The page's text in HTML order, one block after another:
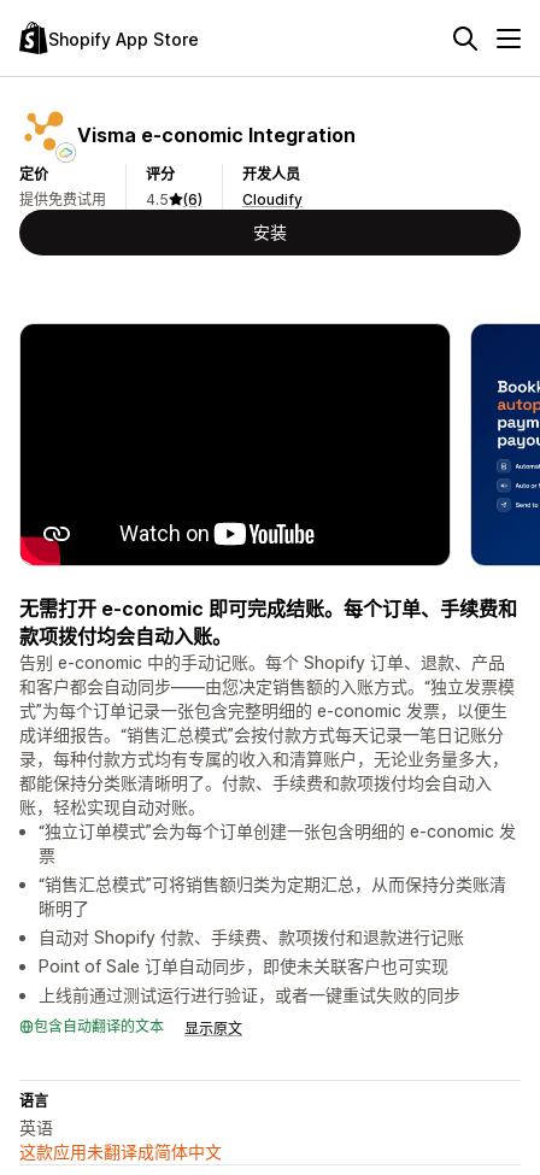
Shopify App Store
Visma e‑conomic Integration
定价
提供免费试用
评分
4.5
(6)
开发人员
Cloudify
安装
无需打开 e-conomic 即可完成结账。每个订单、手续费和
款项拨付均会自动入账。
告别 e-conomic 中的手动记账。每个 Shopify 订单、退款、产品
和客户都会自动同步——由您决定销售额的入账方式。“独立发票模
式”为每个订单记录一张包含完整明细的 e-conomic 发票，以便生
成详细报告。“销售汇总模式”会按付款方式每天记录一笔日记账分
录，每种付款方式均有专属的收入和清算账户，无论业务量多大，
都能保持分类账清晰明了。付款、手续费和款项拨付均会自动入
账，轻松实现自动对账。
“独立订单模式”会为每个订单创建一张包含明细的 e-conomic 发
票
“销售汇总模式”可将销售额归类为定期汇总，从而保持分类账清
晰明了
自动对 Shopify 付款、手续费、款项拨付和退款进行记账
Point of Sale 订单自动同步，即使未关联客户也可实现
上线前通过测试运行进行验证，或者一键重试失败的同步
包含自动翻译的文本 显示原文
语言
英语
这款应用未翻译成简体中文